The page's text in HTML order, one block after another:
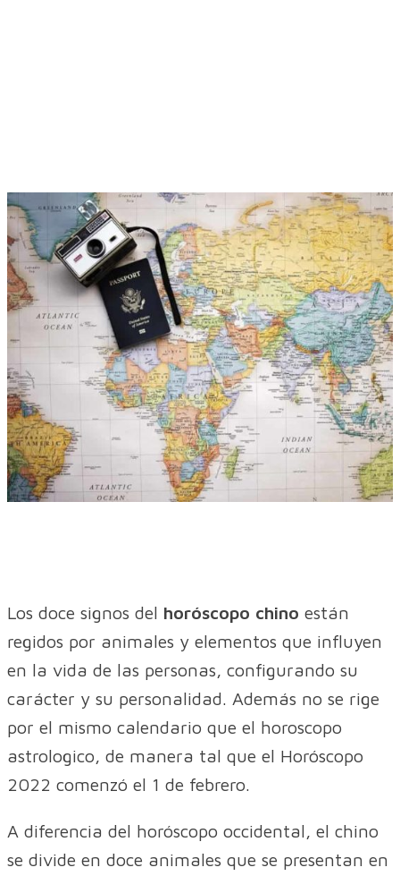
Los doce signos del horóscopo chino están
regidos por animales y elementos que influyen
en la vida de las personas, configurando su
carácter y su personalidad. Además no se rige
por el mismo calendario que el horoscopo
astrologico, de manera tal que el Horóscopo
2022 comenzó el 1 de febrero.
A diferencia del horóscopo occidental, el chino
se divide en doce animales que se presentan en